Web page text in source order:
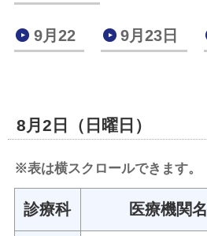
9月22 9月23日
8月2日（日曜日）
※表は横スクロールできます。
診療科 医療機関名